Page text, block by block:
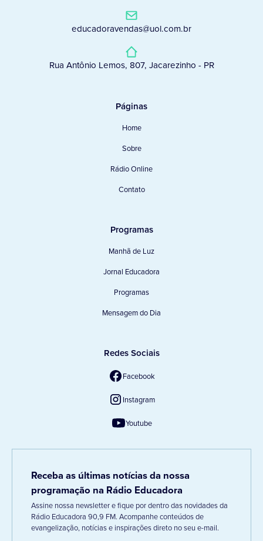
educadoravendas@uol.com.br
Rua Antônio Lemos, 807, Jacarezinho - PR
Páginas
Home
Sobre
Rádio Online
Contato
Programas
Manhã de Luz
Jornal Educadora
Programas
Mensagem do Dia
Redes Sociais
Facebook
Instagram
Youtube
Receba as últimas notícias da nossa
programação na Rádio Educadora
Assine nossa newsletter e fique por dentro das novidades da
Rádio Educadora 90,9 FM. Acompanhe conteúdos de
evangelização, notícias e inspirações direto no seu e-mail.